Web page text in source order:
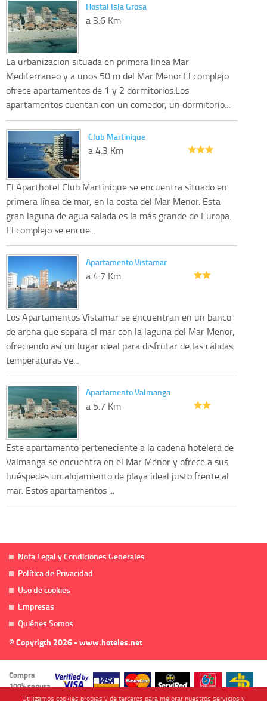
Hostal Isla Grosa
a 3.6 Km
La urbanizacion situada en primera linea Mar
Mediterraneo y a unos 50 m del Mar Menor.El complejo
ofrece apartamentos de 1 y 2 dormitorios.Los
apartamentos cuentan con un comedor, un dormitorio...
Club Martinique
a 4.3 Km
El Aparthotel Club Martinique se encuentra situado en
primera línea de mar, en la costa del Mar Menor. Esta
gran laguna de agua salada es la más grande de Europa.
El complejo se encue...
Apartamento Vistamar
a 4.7 Km
Los Apartamentos Vistamar se encuentran en un banco
de arena que separa el mar con la laguna del Mar Menor,
ofreciendo así un lugar ideal para disfrutar de las cálidas
temperaturas ve...
Apartamento Valmanga
a 5.7 Km
Este apartamento perteneciente a la cadena hotelera de
Valmanga se encuentra en el Mar Menor y ofrece a sus
huéspedes un alojamiento de playa ideal justo frente al
mar. Estos apartamentos ...
Nota Legal y Condiciones Generales
Política de Privacidad
Uso de cookies
Empresas
Quiénes Somos
© Copyrigth 2026 - www.hoteles.net
Compra
100% segura
Utilizamos cookies propias y de terceros para mejorar nuestros servicios y